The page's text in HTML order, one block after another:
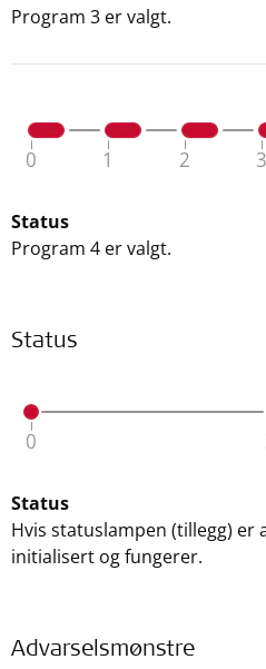
Program 3 er valgt.
Status
Program 4 er valgt.
Status
Status
Hvis statuslampen (tillegg) er
initialisert og fungerer.
Advarselsmønstre